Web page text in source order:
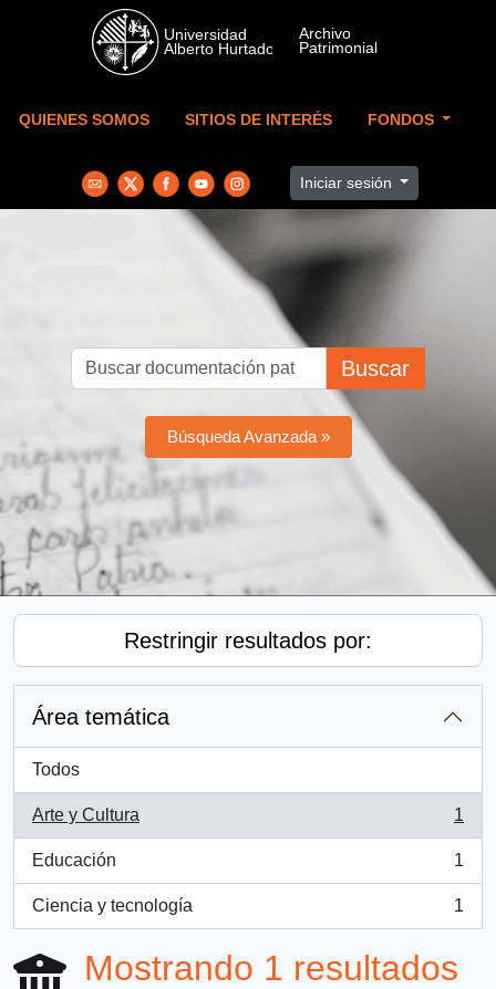
Skip to main content
QUIENES SOMOS SITIOS DE INTERÉS FONDOS
Iniciar sesión
Buscar
Búsqueda Avanzada »
Restringir resultados por:
Área temática
Todos
Arte y Cultura
, 1 resultados
1
Educación
, 1 resultados
1
Ciencia y tecnología
, 1 resultados
1
Mostrando 1 resultados